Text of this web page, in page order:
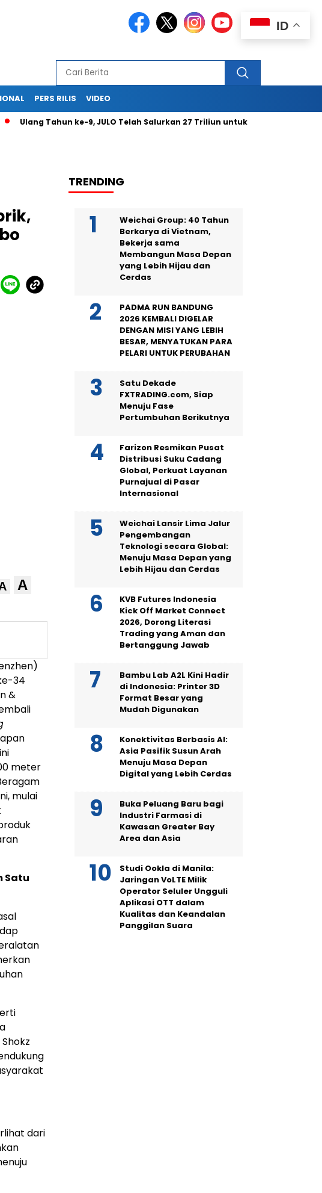
PERS RILIS VIDEO
Tahun ke-9, JULO Telah Salurkan 27 Triliun untuk Modal Usaha hingga
A
34
&
meter
mulai
Satu
dari
TRENDING
Weichai Group: 40 Tahun
Berkarya di Vietnam,
Bekerja sama
Membangun Masa Depan
yang Lebih Hijau dan
Cerdas
PADMA RUN BANDUNG
2026 KEMBALI DIGELAR
DENGAN MISI YANG LEBIH
BESAR, MENYATUKAN PARA
PELARI UNTUK PERUBAHAN
Satu Dekade
FXTRADING.com, Siap
Menuju Fase
Pertumbuhan Berikutnya
Farizon Resmikan Pusat
Distribusi Suku Cadang
Global, Perkuat Layanan
Purnajual di Pasar
Internasional
Weichai Lansir Lima Jalur
Pengembangan
Teknologi secara Global:
Menuju Masa Depan yang
Lebih Hijau dan Cerdas
KVB Futures Indonesia
Kick Off Market Connect
2026, Dorong Literasi
Trading yang Aman dan
Bertanggung Jawab
Bambu Lab A2L Kini Hadir
di Indonesia: Printer 3D
Format Besar yang
Mudah Digunakan
Konektivitas Berbasis AI:
Asia Pasifik Susun Arah
Menuju Masa Depan
Digital yang Lebih Cerdas
Buka Peluang Baru bagi
Industri Farmasi di
Kawasan Greater Bay
Area dan Asia
Studi Ookla di Manila:
Jaringan VoLTE Milik
Operator Seluler Ungguli
Aplikasi OTT dalam
Kualitas dan Keandalan
Panggilan Suara
ID